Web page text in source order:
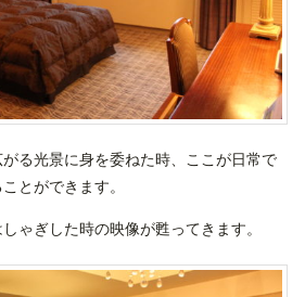
る光景に身を委ねた時、ここが日常で
とができます。
ゃぎした時の映像が甦ってきます。